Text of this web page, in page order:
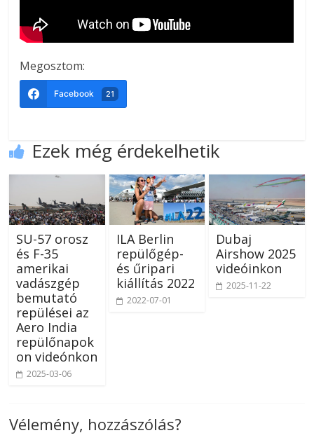
Megosztom:
Facebook 21
Ezek még érdekelhetik
SU-57 orosz
és F-35
amerikai
vadászgép
bemutató
repülései az
Aero India
repülőnapok
on videónkon
2025-03-06
ILA Berlin
repülőgép-
és űripari
kiállítás 2022
2022-07-01
Dubaj
Airshow 2025
videóinkon
2025-11-22
Vélemény, hozzászólás?